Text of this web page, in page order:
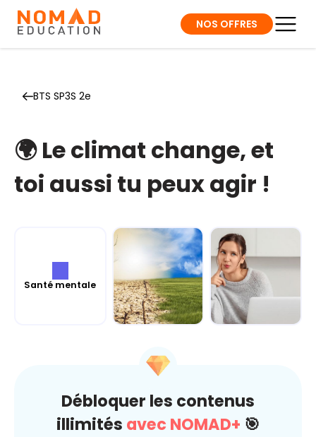
NOS OFFRES
BTS SP3S 2e
🌍 Le climat change, et
toi aussi tu peux agir !
Santé mentale
Climat
Débloquer les contenus
illimités avec NOMAD+ 🎯